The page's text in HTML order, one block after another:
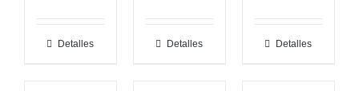
Detalles Detalles Detalles